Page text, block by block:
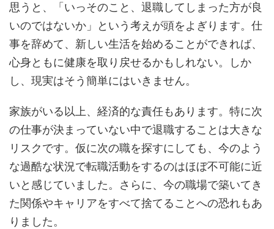
思うと、「いっそのこと、退職してしまった方が良
いのではないか」という考えが頭をよぎります。仕
事を辞めて、新しい生活を始めることができれば、
心身ともに健康を取り戻せるかもしれない。しか
し、現実はそう簡単にはいきません。
家族がいる以上、経済的な責任もあります。特に次
の仕事が決まっていない中で退職することは大きな
リスクです。仮に次の職を探すにしても、今のよう
な過酷な状況で転職活動をするのはほぼ不可能に近
いと感じていました。さらに、今の職場で築いてき
た関係やキャリアをすべて捨てることへの恐れもあ
りました。